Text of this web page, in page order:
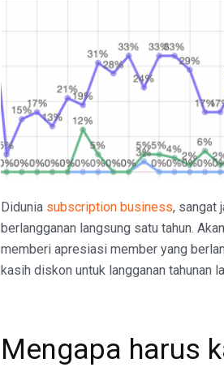
Didunia subscription business, sangat
berlangganan langsung satu tahun.
memberi apresiasi member yang
kasih diskon untuk langganan tahunan
Mengapa harus